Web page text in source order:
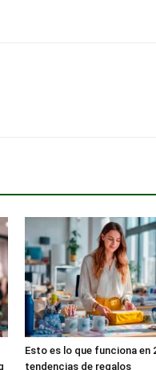
Esto es lo que funciona en
tendencias de regalos